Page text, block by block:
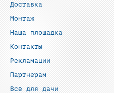
Доставка
Монтаж
Наша площадка
Контакты
Рекламации
Партнерам
Всё для дачи